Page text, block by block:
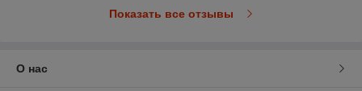
Показать все отзывы
О нас